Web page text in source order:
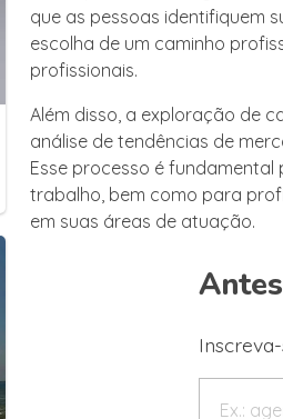
que as pessoas identifiquem
escolha de um caminho
profissionais.
Além disso, a exploração de
análise de tendências de
Esse processo é
trabalho, bem como para
em suas áreas de atuação.